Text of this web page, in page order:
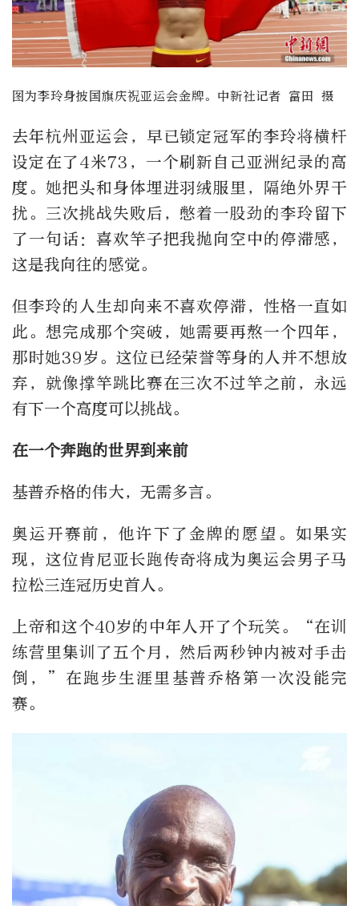
图为李玲身披国旗庆祝亚运会金牌。中新社记者 富田 摄
去年杭州亚运会，早已锁定冠军的李玲将横杆
设定在了4米73，一个刷新自己亚洲纪录的高
度。她把头和身体埋进羽绒服里，隔绝外界干
扰。三次挑战失败后，憋着一股劲的李玲留下
了一句话：喜欢竿子把我抛向空中的停滞感，
这是我向往的感觉。
但李玲的人生却向来不喜欢停滞，性格一直如
此。想完成那个突破，她需要再熬一个四年，
那时她39岁。这位已经荣誉等身的人并不想放
弃，就像撑竿跳比赛在三次不过竿之前，永远
有下一个高度可以挑战。
在一个奔跑的世界到来前
基普乔格的伟大，无需多言。
奥运开赛前，他许下了金牌的愿望。如果实
现，这位肯尼亚长跑传奇将成为奥运会男子马
拉松三连冠历史首人。
上帝和这个40岁的中年人开了个玩笑。“在训
练营里集训了五个月，然后两秒钟内被对手击
倒，”在跑步生涯里基普乔格第一次没能完
赛。